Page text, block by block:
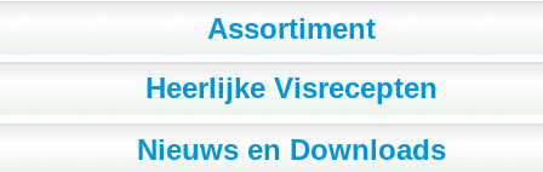
Assortiment
Nieuws en Downloads
Heerlijke Visrecepten